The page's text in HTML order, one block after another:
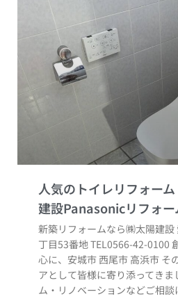
人気のトイレリフォーム
新築リフォームなら㈱太陽建
丁目53番地 TEL0566-42-0100
心に、安城市 西尾市 高浜市 そ
アとして皆様に寄り添ってき
ム・リノベーションなどご相談